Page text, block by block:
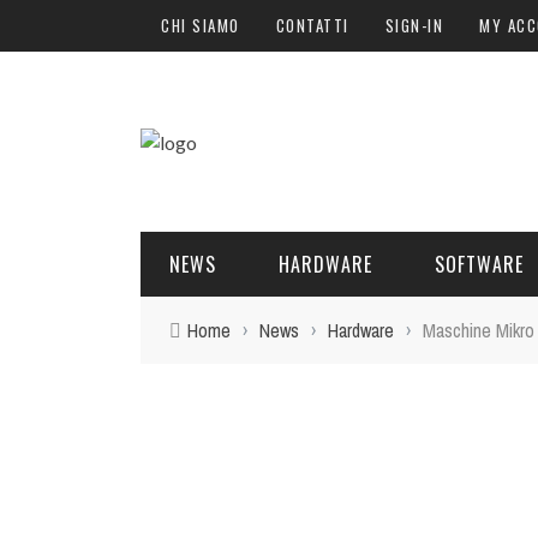
CHI SIAMO CONTATTI SIGN-IN MY
NEWS HARDWARE SOFTWARE
Home › News › Hardware › Maschine